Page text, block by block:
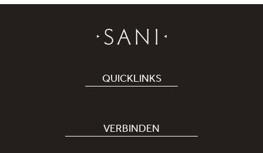
QUICKLINKS
Bei uns arbeiten
VERBINDEN